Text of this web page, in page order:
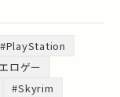
#PlayStation
ロゲー
#Skyrim